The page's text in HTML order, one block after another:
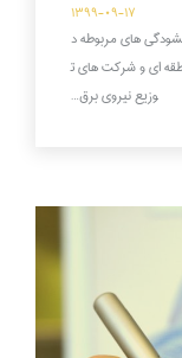
۱۳۹۹-۰۹-۱۷
های مربوطه د
منطقه ای و شرکت های ت
وزیع نیروی برق…